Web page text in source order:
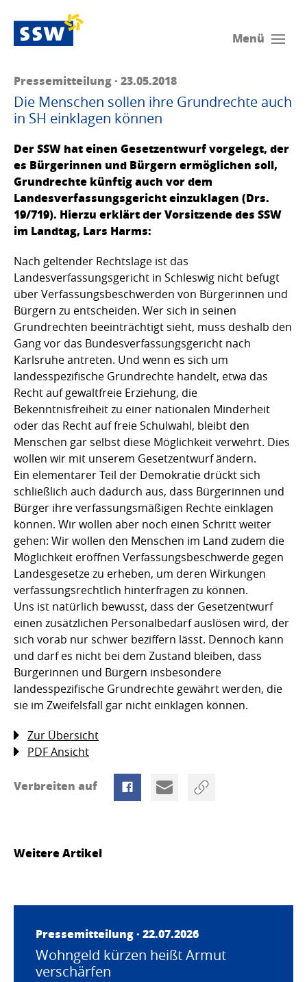
Menü
Pressemitteilung · 23.05.2018
Die Menschen sollen ihre Grundrechte auch
in SH einklagen können
Der SSW hat einen Gesetzentwurf vorgelegt, der
es Bürgerinnen und Bürgern ermöglichen soll,
Grundrechte künftig auch vor dem
Landesverfassungsgericht einzuklagen (Drs.
19/719). Hierzu erklärt der Vorsitzende des SSW
im Landtag, Lars Harms:
Nach geltender Rechtslage ist das
Landesverfassungsgericht in Schleswig nicht befugt
über Verfassungsbeschwerden von Bürgerinnen und
Bürgern zu entscheiden. Wer sich in seinen
Grundrechten beeinträchtigt sieht, muss deshalb den
Gang vor das Bundesverfassungsgericht nach
Karlsruhe antreten. Und wenn es sich um
landesspezifische Grundrechte handelt, etwa das
Recht auf gewaltfreie Erziehung, die
Bekenntnisfreiheit zu einer nationalen Minderheit
oder das Recht auf freie Schulwahl, bleibt den
Menschen gar selbst diese Möglichkeit verwehrt. Dies
wollen wir mit unserem Gesetzentwurf ändern.
Ein elementarer Teil der Demokratie drückt sich
schließlich auch dadurch aus, dass Bürgerinnen und
Bürger ihre verfassungsmäßigen Rechte einklagen
können. Wir wollen aber noch einen Schritt weiter
gehen: Wir wollen den Menschen im Land zudem die
Möglichkeit eröffnen Verfassungsbeschwerde gegen
Landesgesetze zu erheben, um deren Wirkungen
verfassungsrechtlich hinterfragen zu können.
Uns ist natürlich bewusst, dass der Gesetzentwurf
einen zusätzlichen Personalbedarf auslösen wird, der
sich vorab nur schwer beziffern lässt. Dennoch kann
und darf es nicht bei dem Zustand bleiben, dass
Bürgerinnen und Bürgern insbesondere
landesspezifische Grundrechte gewährt werden, die
sie im Zweifelsfall gar nicht einklagen können.
Zur Übersicht
PDF Ansicht
Verbreiten auf
Weitere Artikel
Pressemitteilung · 22.07.2026
Wohngeld kürzen heißt Armut
verschärfen